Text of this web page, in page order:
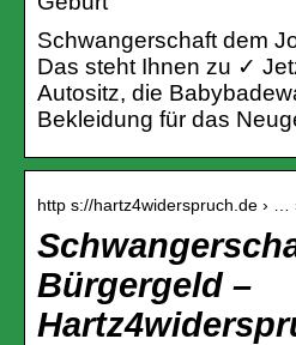
Schwangerschaft dem
Das steht Ihnen zu ✓
Autositz, die
Bekleidung für das
http s://hartz4widerspruch.de › …
Bürgergeld –